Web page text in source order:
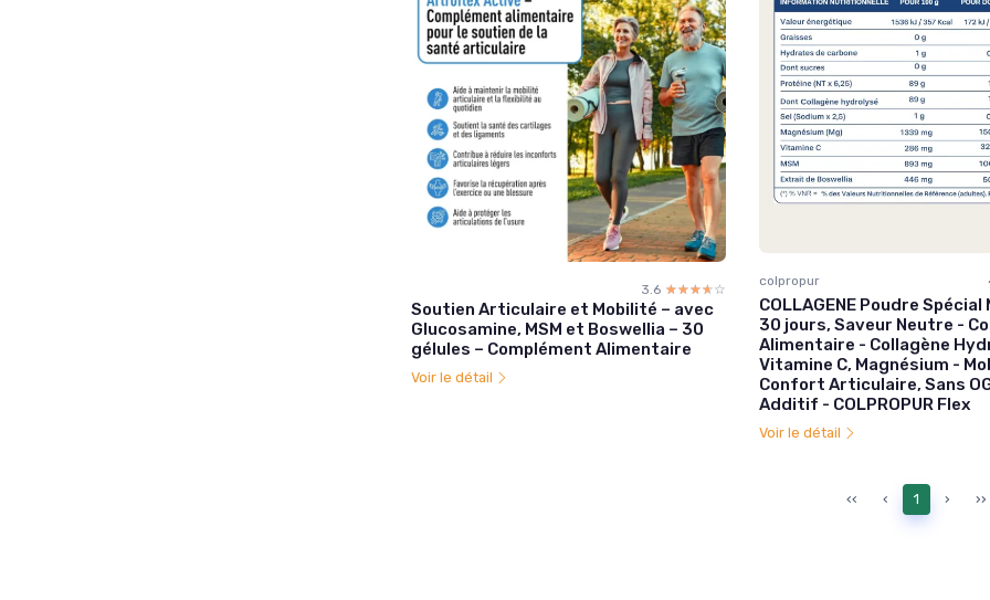
3.6 ☆☆☆☆☆
★★★★★
Soutien Articulaire et Mobilité – avec
Glucosamine, MSM et Boswellia – 30
gélules – Complément Alimentaire
Voir le détail
colpropur
COLLAGENE Poudre
30 jours, Saveur Neutre -
Alimentaire - Collagène
Vitamine C, Magnésium -
Confort Articulaire, Sans
Additif - COLPROPUR Flex
Voir le détail
‹‹ ‹ 1 › ››